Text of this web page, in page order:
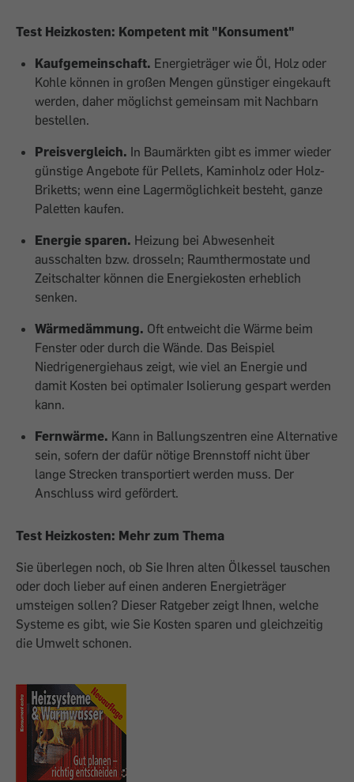
Test Heizkosten: Kompetent mit "Konsument"
Kaufgemeinschaft. Energieträger wie Öl, Holz oder
Kohle können in großen Mengen günstiger eingekauft
werden, daher möglichst gemeinsam mit Nachbarn
bestellen.
Preisvergleich. In Baumärkten gibt es immer wieder
günstige Angebote für Pellets, Kaminholz oder Holz-
Briketts; wenn eine Lagermöglichkeit besteht, ganze
Paletten kaufen.
Energie sparen. Heizung bei Abwesenheit
ausschalten bzw. drosseln; Raumthermostate und
Zeitschalter können die Energiekosten erheblich
senken.
Wärmedämmung. Oft entweicht die Wärme beim
Fenster oder durch die Wände. Das Beispiel
Niedrigenergiehaus zeigt, wie viel an Energie und
damit Kosten bei optimaler Isolierung gespart werden
kann.
Fernwärme. Kann in Ballungszentren eine Alternative
sein, sofern der dafür nötige Brennstoff nicht über
lange Strecken transportiert werden muss. Der
Anschluss wird gefördert.
Test Heizkosten: Mehr zum Thema
Sie überlegen noch, ob Sie Ihren alten Ölkessel tauschen
oder doch lieber auf einen anderen Energieträger
umsteigen sollen? Dieser Ratgeber zeigt Ihnen, welche
Systeme es gibt, wie Sie Kosten sparen und gleichzeitig
die Umwelt schonen.